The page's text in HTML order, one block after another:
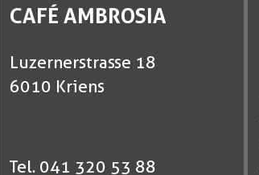
CAFÉ AMBROSIA
Luzernerstrasse 18
6010 Kriens
Tel. 041 320 53 88